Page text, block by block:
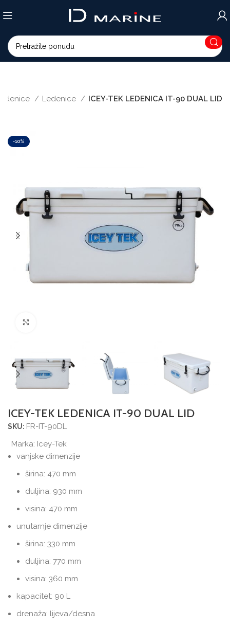
Ledenice ICEY-TEK LEDENICA IT-90 DUAL LID
-10%
ICEY-TEK LEDENICA IT-90 DUAL LID
SKU: FR-IT-90DL
Marka: Icey-Tek
vanjske dimenzije
širina: 470 mm
duljina: 930 mm
visina: 470 mm
unutarnje dimenzije
širina: 330 mm
duljina: 770 mm
visina: 360 mm
kapacitet: 90 L
drenaža: lijeva/desna